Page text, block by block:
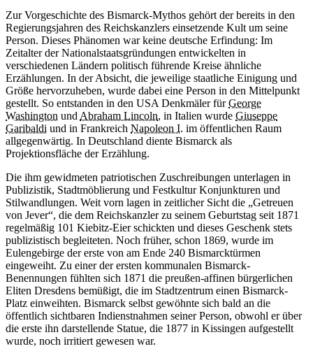
Zur Vorgeschichte des Bismarck-Mythos gehört der bereits in den
Regierungsjahren des Reichskanzlers einsetzende Kult um seine
Person. Dieses Phänomen war keine deutsche Erfindung: Im
Zeitalter der Nationalstaatsgründungen entwickelten in
verschiedenen Ländern politisch führende Kreise ähnliche
Erzählungen. In der Absicht, die jeweilige staatliche Einigung und
Größe hervorzuheben, wurde dabei eine Person in den Mittelpunkt
gestellt. So entstanden in den USA Denkmäler fürGeorge
Washington und Abraham Lincoln, in Italien wurde Giuseppe
Garibaldi und in Frankreich Napoleon I. im öffentlichen Raum
allgegenwärtig. In Deutschland diente Bismarck als
Projektionsfläche der Erzählung.
Die ihm gewidmeten patriotischen Zuschreibungen unterlagen in
Publizistik, Stadtmöblierung und Festkultur Konjunkturen und
Stilwandlungen. Weit vorn lagen in zeitlicher Sicht die „Getreuen
von Jever“, die dem Reichskanzler zu seinem Geburtstag seit 1871
regelmäßig 101 Kiebitz-Eier schickten und dieses Geschenk stets
publizistisch begleiteten. Noch früher, schon 1869, wurde im
Eulengebirge der erste von am Ende 240 Bismarcktürmen
eingeweiht. Zu einer der ersten kommunalen Bismarck-
Benennungen fühlten sich 1871 die preußen-affinen bürgerlichen
Eliten Dresdens bemüßigt, die im Stadtzentrum einen Bismarck-
Platz einweihten. Bismarck selbst gewöhnte sich bald an die
öffentlich sichtbaren Indienstnahmen seiner Person, obwohl er über
die erste ihn darstellende Statue, die 1877 in Kissingen aufgestellt
wurde, noch irritiert gewesen war.